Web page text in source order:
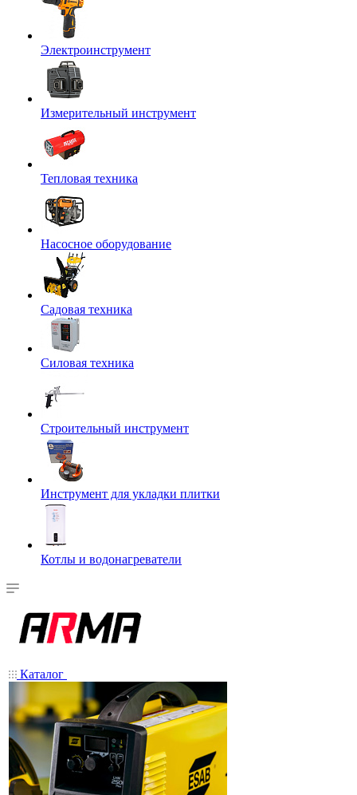
Электроинструмент
Измерительный инструмент
Тепловая техника
Насосное оборудование
Садовая техника
Силовая техника
Строительный инструмент
Инструмент для укладки плитки
Котлы и водонагреватели
Каталог